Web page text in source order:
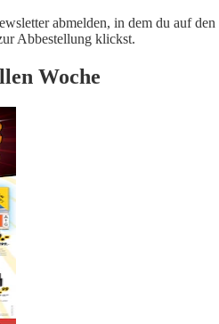
abmelden, in dem du auf den
Abbestellung klickst.
Woche